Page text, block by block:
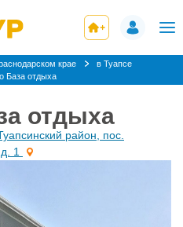
крае
в Туапсе
База отдыха
отдыха
район, пос.
1